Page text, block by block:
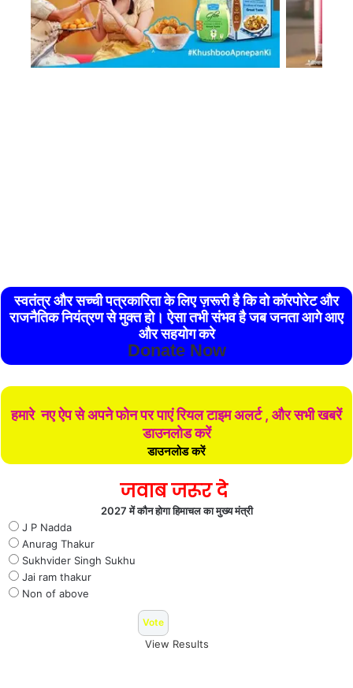
स्वतंत्र और सच्ची पत्रकारिता के लिए ज़रूरी है कि वो कॉरपोरेट और
राजनैतिक नियंत्रण से मुक्त हो। ऐसा तभी संभव है जब जनता आगे आए
और सहयोग करे
Donate Now
हमारे नए ऐप से अपने फोन पर पाएं रियल टाइम अलर्ट , और सभी खबरें
डाउनलोड करें
डाउनलोड करें
जवाब जरूर दे
2027 में कौन होगा हिमाचल का मुख्य मंत्री
J P Nadda
Anurag Thakur
Sukhvider Singh Sukhu
Jai ram thakur
Non of above
View Results